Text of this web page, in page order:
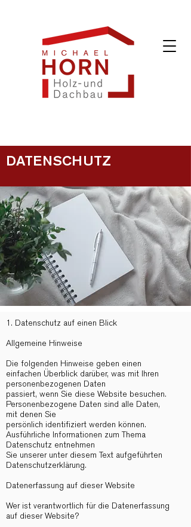
DATENSCHUTZ
1. Datenschutz auf einen Blick
Allgemeine Hinweise
Die folgenden Hinweise geben einen
einfachen Überblick darüber, was mit Ihren
personenbezogenen Daten
passiert, wenn Sie diese Website besuchen.
Personenbezogene Daten sind alle Daten,
mit denen Sie
persönlich identifiziert werden können.
Ausführliche Informationen zum Thema
Datenschutz entnehmen
Sie unserer unter diesem Text aufgeführten
Datenschutzerklärung.
Datenerfassung auf dieser Website
Wer ist verantwortlich für die Datenerfassung
auf dieser Website?